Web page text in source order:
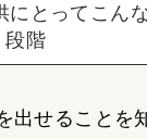
にとってこん
段階
出せることを